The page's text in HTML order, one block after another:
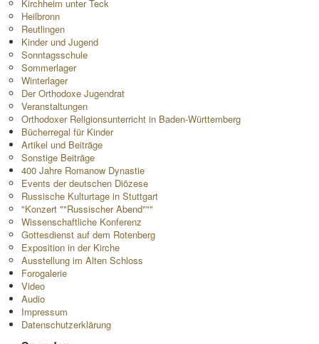
Kirchheim unter Teck
Heilbronn
Reutlingen
Kinder und Jugend
Sonntagsschule
Sommerlager
Winterlager
Der Orthodoxe Jugendrat
Veranstaltungen
Orthodoxer Religionsunterricht in Baden-Württemberg
Bücherregal für Kinder
Artikel und Beiträge
Sonstige Beiträge
400 Jahre Romanow Dynastie
Events der deutschen Diözese
Russische Kulturtage in Stuttgart
"Konzert ""Russischer Abend"""
Wissenschaftliche Konferenz
Gottesdienst auf dem Rotenberg
Exposition in der Kirche
Ausstellung im Alten Schloss
Forogalerie
Video
Audio
Impressum
Datenschutzerklärung